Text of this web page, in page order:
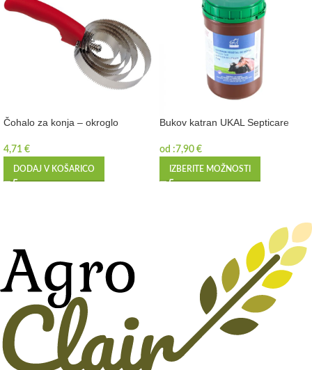
Čohalo za konja – okroglo
4,71 €
DODAJ V KOŠARICO
Bukov katran UKAL Septicare
od :7,90 €
IZBERITE MOŽNOSTI